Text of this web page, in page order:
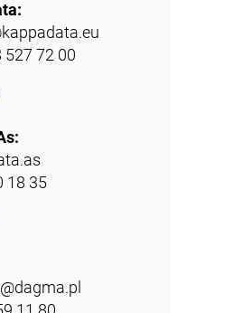
527 72 00
18 35